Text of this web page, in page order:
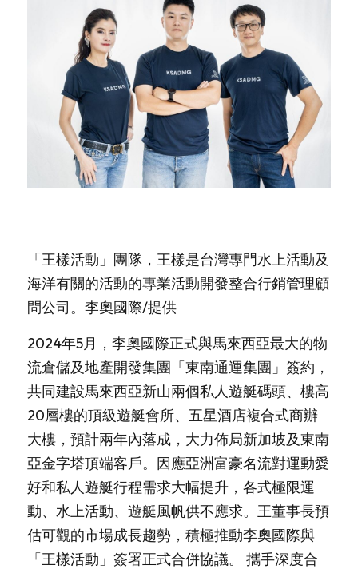
「王樣活動」團隊，王樣是台灣專門水上活動及
海洋有關的活動的專業活動開發整合行銷管理顧
問公司。李奧國際/提供
2024年5月，李奧國際正式與馬來西亞最大的物
流倉儲及地產開發集團「東南通運集團」簽約，
共同建設馬來西亞新山兩個私人遊艇碼頭、樓高
20層樓的頂級遊艇會所、五星酒店複合式商辦
大樓，預計兩年內落成，大力佈局新加坡及東南
亞金字塔頂端客戶。因應亞洲富豪名流對運動愛
好和私人遊艇行程需求大幅提升，各式極限運
動、水上活動、遊艇風帆供不應求。王董事長預
估可觀的市場成長趨勢，積極推動李奧國際與
「王樣活動」簽署正式合併協議。 攜手深度合